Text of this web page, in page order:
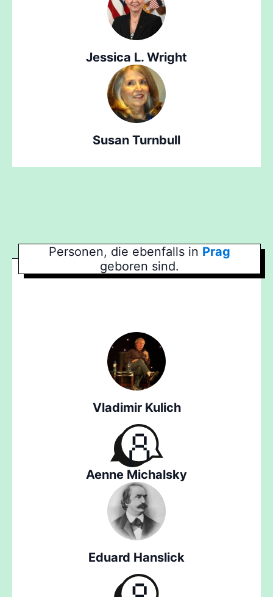
Jessica L. Wright
Susan Turnbull
Personen, die ebenfalls in Prag
geboren sind.
Vladimir Kulich
Aenne Michalsky
Eduard Hanslick